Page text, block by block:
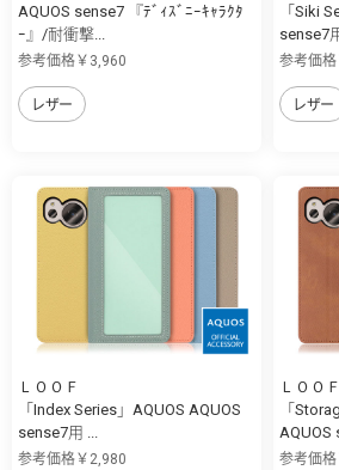
AQUOS sense7 『ﾃﾞｨｽﾞﾆｰｷｬﾗｸﾀ
ｰ』/耐衝撃...
参考価格￥3,960
レザー
「Siki
sense7
参考価
レザー
ＬＯＯＦ
「Index Series」AQUOS AQUOS
sense7用 ...
参考価格￥2,980
ＬＯＯＦ
「
AQUOS
参考価